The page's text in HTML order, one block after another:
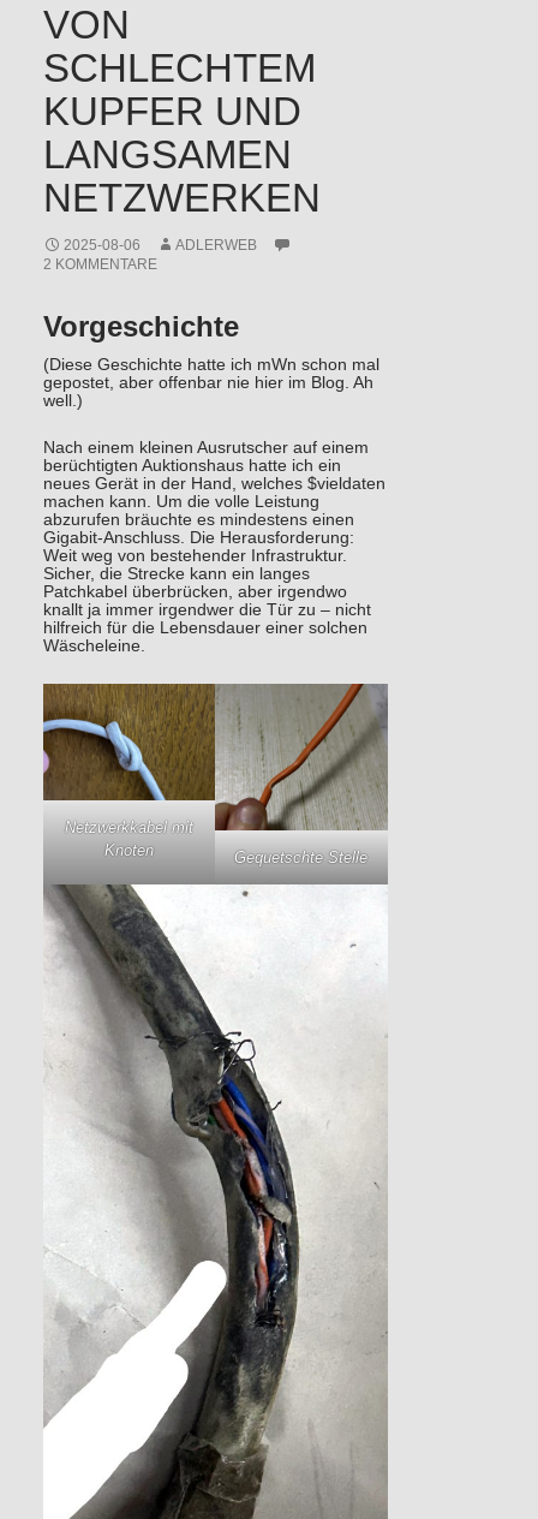
VON
SCHLECHTEM
KUPFER UND
LANGSAMEN
NETZWERKEN
2025-08-06
ADLERWEB
2 KOMMENTARE
Vorgeschichte
(Diese Geschichte hatte ich mWn schon mal
gepostet, aber offenbar nie hier im Blog. Ah
well.)
Nach einem kleinen Ausrutscher auf einem
berüchtigten Auktionshaus hatte ich ein
neues Gerät in der Hand, welches $vieldaten
machen kann. Um die volle Leistung
abzurufen bräuchte es mindestens einen
Gigabit-Anschluss. Die Herausforderung:
Weit weg von bestehender Infrastruktur.
Sicher, die Strecke kann ein langes
Patchkabel überbrücken, aber irgendwo
knallt ja immer irgendwer die Tür zu – nicht
hilfreich für die Lebensdauer einer solchen
Wäscheleine.
Netzwerkkabel mit
Knoten
Gequetschte Stelle